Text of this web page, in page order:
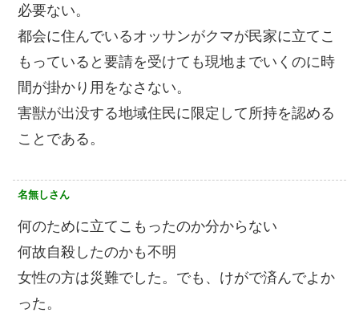
必要ない。
都会に住んでいるオッサンがクマが民家に立てこ
もっていると要請を受けても現地までいくのに時
間が掛かり用をなさない。
害獣が出没する地域住民に限定して所持を認める
ことである。
名無しさん
何のために立てこもったのか分からない
何故自殺したのかも不明
女性の方は災難でした。でも、けがで済んでよか
った。